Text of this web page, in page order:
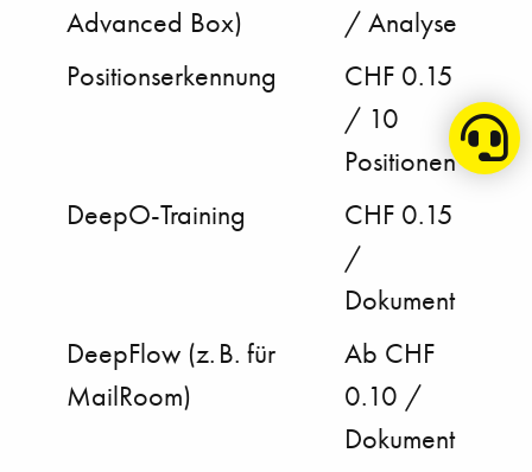
Advanced Box)
/ Analyse
Positionserkennung
CHF 0.15
/ 10
Positionen
DeepO-Training
CHF 0.15
/
Dokument
DeepFlow (z. B. für
MailRoom)
Ab CHF
0.10 /
Dokument